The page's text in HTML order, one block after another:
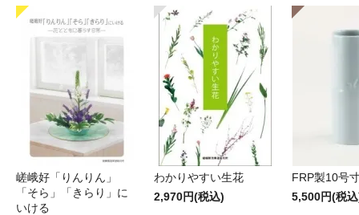
嵯峨好「りんりん」
「そら」「きらり」に
いける
わかりやすい生花
2,970円(税込)
FRP製10号
5,500円(税